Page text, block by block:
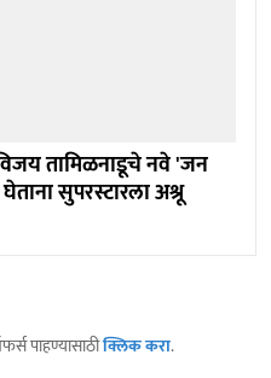
तामिळनाडूचे नवे 'जन
सुपरस्टारला अश्रू
पाहण्यासाठीक्लिक करा.